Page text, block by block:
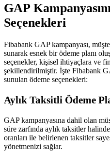
GAP
Seçenekleri
Fibabank GAP kampanyası,
sunarak esnek bir ödeme planı
seçenekler, kişisel ihtiyaçlara ve
şekillendirilmiştir. İşte Fibabank
sunulan ödeme seçenekleri:
Aylık Taksitli Ödeme
GAP kampanyasına dahil olan
süre zarfında aylık taksitler
oranları ile belirlenen taksitler
yönetmenizi sağlar.